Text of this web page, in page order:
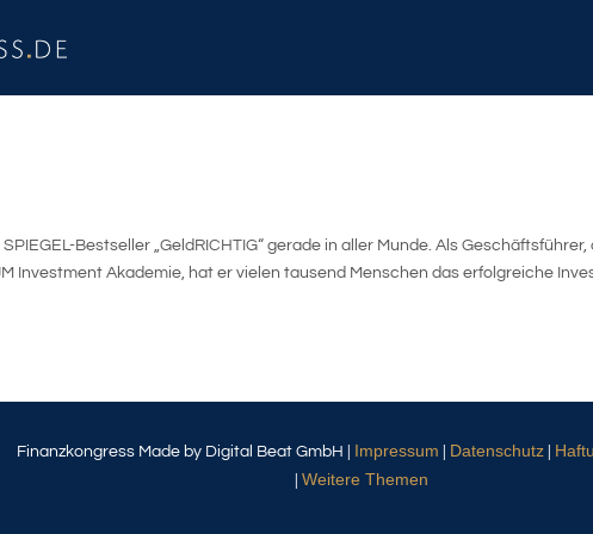
Bestseller „GeldRICHTIG“ gerade in aller Munde. Als
Investment Akademie, hat er vielen tausend Menschen das erfolgreiche
Finanzkongress Made by Digital Beat GmbH | Impressum Datenschutz
Weitere Themen